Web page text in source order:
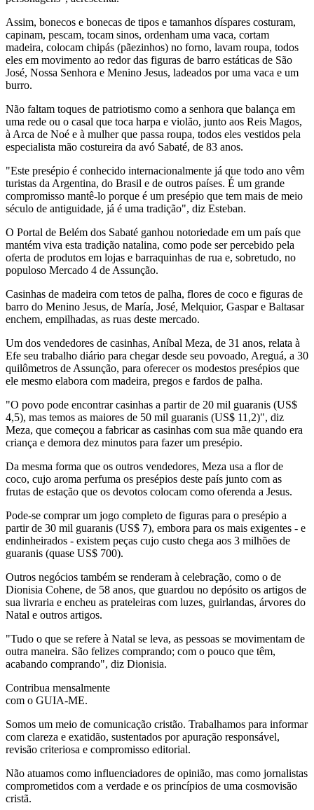
Assim, bonecos e bonecas de tipos e tamanhos díspares costuram,
capinam, pescam, tocam sinos, ordenham uma vaca, cortam
madeira, colocam chipás (pãezinhos) no forno, lavam roupa, todos
eles em movimento ao redor das figuras de barro estáticas de São
José, Nossa Senhora e Menino Jesus, ladeados por uma vaca e um
burro.
Não faltam toques de patriotismo como a senhora que balança em
uma rede ou o casal que toca harpa e violão, junto aos Reis Magos,
à Arca de Noé e à mulher que passa roupa, todos eles vestidos pela
especialista mão costureira da avó Sabaté, de 83 anos.
"Este presépio é conhecido internacionalmente já que todo ano vêm
turistas da Argentina, do Brasil e de outros países. É um grande
compromisso mantê-lo porque é um presépio que tem mais de meio
século de antiguidade, já é uma tradição", diz Esteban.
O Portal de Belém dos Sabaté ganhou notoriedade em um país que
mantém viva esta tradição natalina, como pode ser percebido pela
oferta de produtos em lojas e barraquinhas de rua e, sobretudo, no
populoso Mercado 4 de Assunção.
Casinhas de madeira com tetos de palha, flores de coco e figuras de
barro do Menino Jesus, de María, José, Melquior, Gaspar e Baltasar
enchem, empilhadas, as ruas deste mercado.
Um dos vendedores de casinhas, Aníbal Meza, de 31 anos, relata à
Efe seu trabalho diário para chegar desde seu povoado, Areguá, a 30
quilômetros de Assunção, para oferecer os modestos presépios que
ele mesmo elabora com madeira, pregos e fardos de palha.
"O povo pode encontrar casinhas a partir de 20 mil guaranis (US$
4,5), mas temos as maiores de 50 mil guaranis (US$ 11,2)", diz
Meza, que começou a fabricar as casinhas com sua mãe quando era
criança e demora dez minutos para fazer um presépio.
Da mesma forma que os outros vendedores, Meza usa a flor de
coco, cujo aroma perfuma os presépios deste país junto com as
frutas de estação que os devotos colocam como oferenda a Jesus.
Pode-se comprar um jogo completo de figuras para o presépio a
partir de 30 mil guaranis (US$ 7), embora para os mais exigentes - e
endinheirados - existem peças cujo custo chega aos 3 milhões de
guaranis (quase US$ 700).
Outros negócios também se renderam à celebração, como o de
Dionisia Cohene, de 58 anos, que guardou no depósito os artigos de
sua livraria e encheu as prateleiras com luzes, guirlandas, árvores do
Natal e outros artigos.
"Tudo o que se refere à Natal se leva, as pessoas se movimentam de
outra maneira. São felizes comprando; com o pouco que têm,
acabando comprando", diz Dionisia.
Contribua mensalmente
com o GUIA-ME.
Somos um meio de comunicação cristão. Trabalhamos para informar
com clareza e exatidão, sustentados por apuração responsável,
revisão criteriosa e compromisso editorial.
Não atuamos como influenciadores de opinião, mas como jornalistas
comprometidos com a verdade e os princípios de uma cosmovisão
cristã.